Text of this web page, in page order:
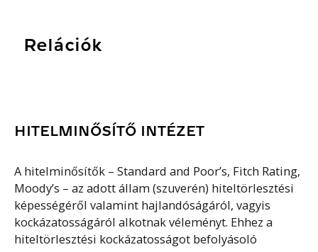
Relációk
HITELMINŐSÍTŐ INTÉZET
A hitelminősítők – Standard and Poor’s, Fitch Rating,
Moody’s – az adott állam (szuverén) hiteltörlesztési
képességéről valamint hajlandóságáról, vagyis
kockázatosságáról alkotnak véleményt. Ehhez a
hiteltörlesztési kockázatosságot befolyásoló